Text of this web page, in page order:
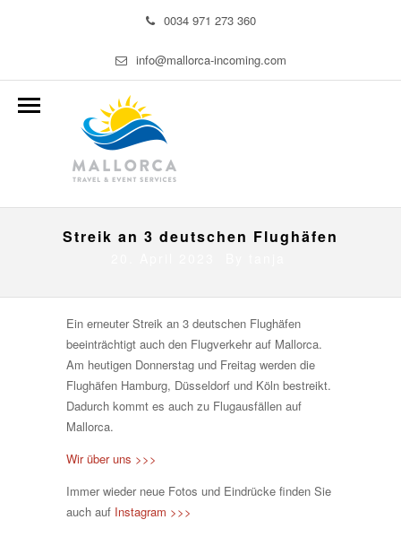
0034 971 273 360
info@mallorca-incoming.com
Streik an 3 deutschen Flughäfen
Ein erneuter Streik an 3 deutschen Flughäfen
beeinträchtigt auch den Flugverkehr auf Mallorca.
Am heutigen Donnerstag und Freitag werden die
Flughäfen Hamburg, Düsseldorf und Köln bestreikt.
Dadurch kommt es auch zu Flugausfällen auf
Mallorca.
Wir über uns >>>
Immer wieder neue Fotos und Eindrücke finden Sie
auch auf Instagram >>>